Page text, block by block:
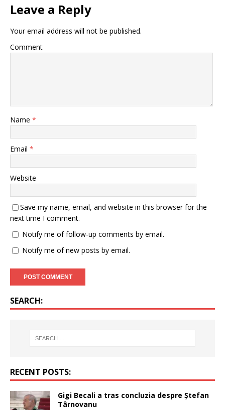
Leave a Reply
Your email address will not be published.
Comment
Name *
Email *
Website
Save my name, email, and website in this browser for the
next time I comment.
Notify me of follow-up comments by email.
Notify me of new posts by email.
SEARCH:
RECENT POSTS:
Gigi Becali a tras concluzia despre Ștefan
Târnovanu